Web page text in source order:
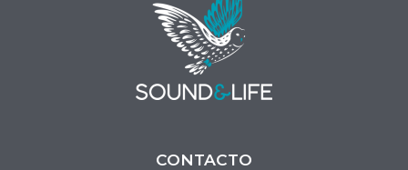
CONTACTO